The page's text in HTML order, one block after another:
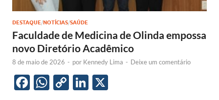
DESTAQUE/NOTÍCIAS/SAÚDE
Faculdade de Medicina de Olinda empossa
novo Diretório Acadêmico
8 de maio de 2026 - por Kennedy Lima - Deixe um comentário
F
W C
Li